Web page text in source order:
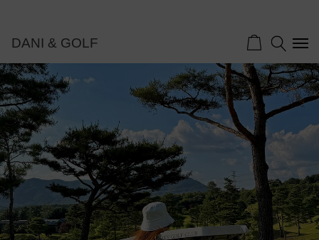
DANI & GOLF